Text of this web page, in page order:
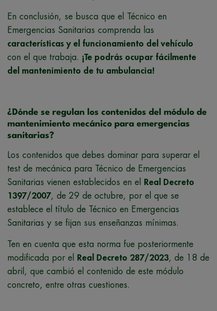
En conclusión, se busca que el Técnico en
Emergencias Sanitarias comprenda las
características y el funcionamiento del vehículo
con el que trabaja. ¡Te podrás ocupar fácilmente
del mantenimiento de tu ambulancia!
¿Dónde se regulan los contenidos del módulo de
mantenimiento mecánico para emergencias
sanitarias?
Los contenidos que debes dominar para superar el
test de mecánica para Técnico de Emergencias
Sanitarias vienen establecidos en el
Real Decreto
1397/2007, de 29 de octubre, por el que se
establece el título de Técnico en Emergencias
Sanitarias y se fijan sus enseñanzas mínimas.
Ten en cuenta que esta norma fue posteriormente
modificada por el
Real Decreto 287/2023, de 18 de
abril, que cambió el contenido de este módulo
concreto, entre otras cuestiones.